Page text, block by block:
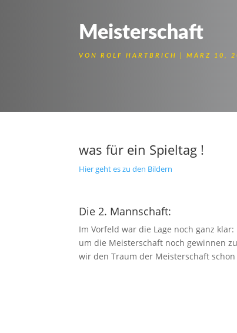
Meisterschaft
VONROLF HARTBRICH MÄRZ 10,
was für ein Spieltag !
Hier geht es zu den Bildern
Die 2. Mannschaft:
Im Vorfeld war die Lage noch ganz
um die Meisterschaft noch gewinnen
wir den Traum der Meisterschaft